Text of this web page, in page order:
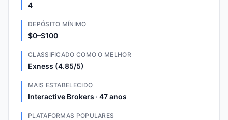
4
DEPÓSITO MÍNIMO
$0–$100
CLASSIFICADO COMO O MELHOR
Exness (4.85/5)
MAIS ESTABELECIDO
Interactive Brokers · 47 anos
PLATAFORMAS POPULARES